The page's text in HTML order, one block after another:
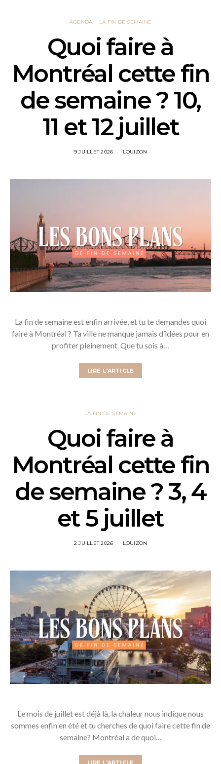
AGENDA LA FIN DE SEMAINE
Quoi faire à
Montréal cette fin
de semaine ? 10,
11 et 12 juillet
9 JUILLET 2026 LOUIZON
La fin de semaine est enfin arrivée, et tu te demandes quoi
faire à Montréal ? Ta ville ne manque jamais d’idées pour en
profiter pleinement. Que tu sois à…
LIRE L'ARTICLE
LA FIN DE SEMAINE
Quoi faire à
Montréal cette fin
de semaine ? 3, 4
et 5 juillet
2 JUILLET 2026 LOUIZON
Le mois de juillet est déjà là, la chaleur nous indique nous
sommes enfin en été et tu cherches de quoi faire cette fin de
semaine? Montréal a de quoi…
LIRE L'ARTICLE